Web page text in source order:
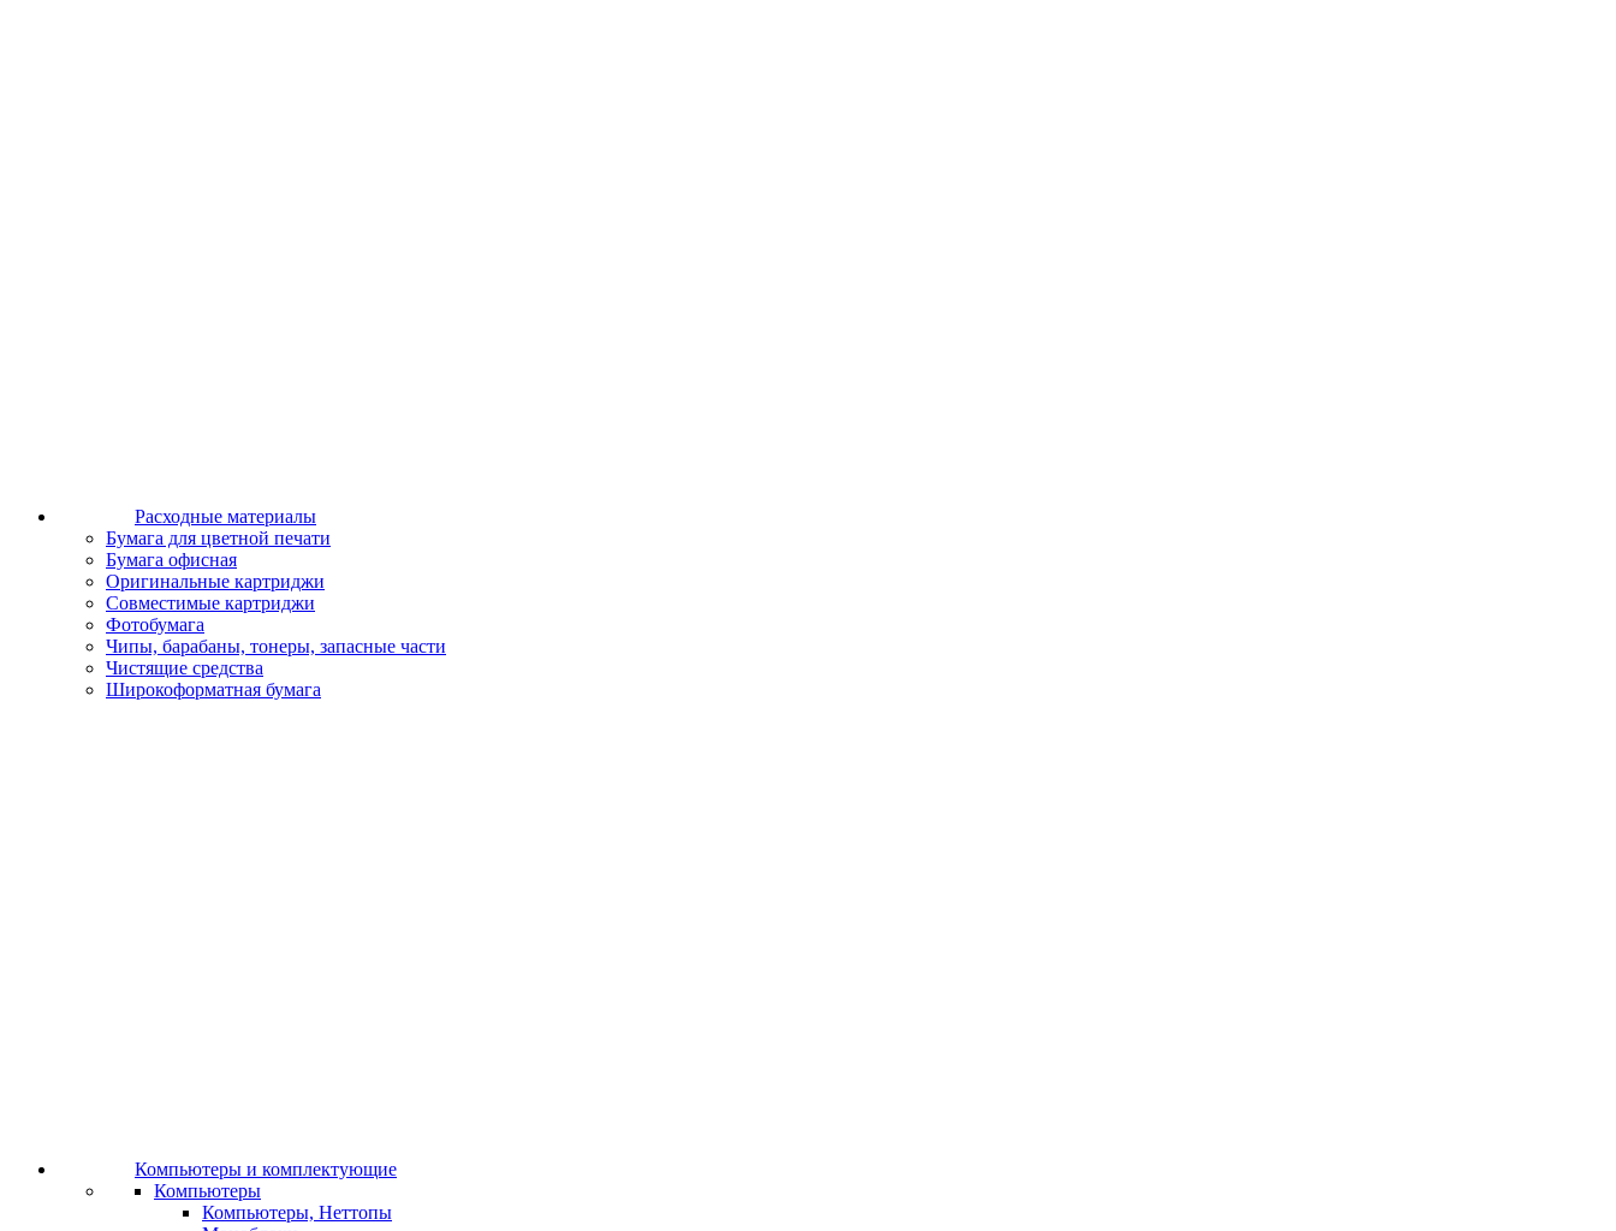
Расходные материалы
Бумага для цветной печати
Бумага офисная
Оригинальные картриджи
Совместимые картриджи
Фотобумага
Чипы, барабаны, тонеры, запасные части
Чистящие средства
Широкоформатная бумага
Компьютеры и комплектующие
Компьютеры
Компьютеры, Неттопы